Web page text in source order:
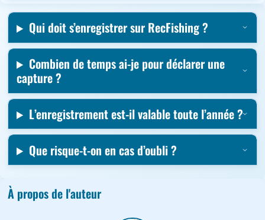
Qui doit s’enregistrer sur RecFishing ?
Combien de temps ai-je pour déclarer une
capture ?
L’enregistrement est-il valable toute l’année ?
Que risque-t-on en cas d’oubli ?
À propos de l'auteur